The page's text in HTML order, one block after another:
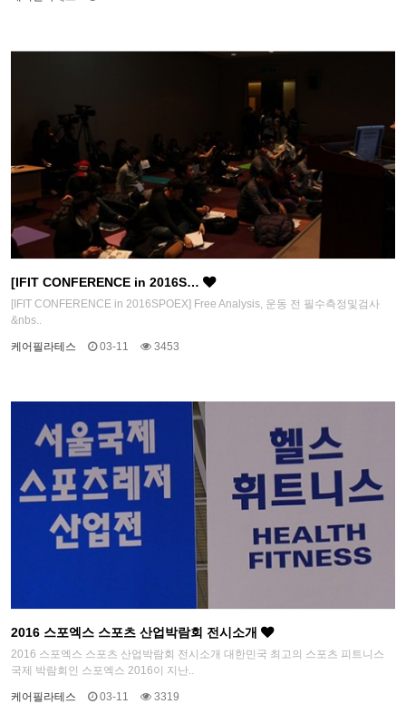
[IFIT CONFERENCE in 2016S…
[IFIT CONFERENCE in 2016SPOEX] Free Analysis, 운동 전 필수측정및검사
&nbs..
케어필라테스 03-11 3453
2016 스포엑스 스포츠 산업박람회 전시소개
2016 스포엑스 스포츠 산업박람회 전시소개 대한민국 최고의 스포츠 피트니스
국제 박람회인 스포엑스 2016이 지난..
케어필라테스 03-11 3319